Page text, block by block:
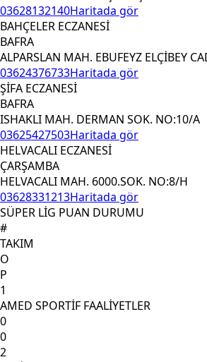
03628132140Haritada gör
BAHÇELER ECZANESİ
BAFRA
ALPARSLAN MAH. EBUFEYZ ELÇİBEY
03624376733Haritada gör
ŞİFA ECZANESİ
BAFRA
ISHAKLI MAH. DERMAN SOK. NO:10/A
03625427503Haritada gör
HELVACALI ECZANESİ
ÇARŞAMBA
HELVACALI MAH. 6000.SOK. NO:8/H
03628331213Haritada gör
SÜPER LİG PUAN DURUMU
#
TAKIM
O
P
1
AMED SPORTİF FAALİYETLER
0
0
2